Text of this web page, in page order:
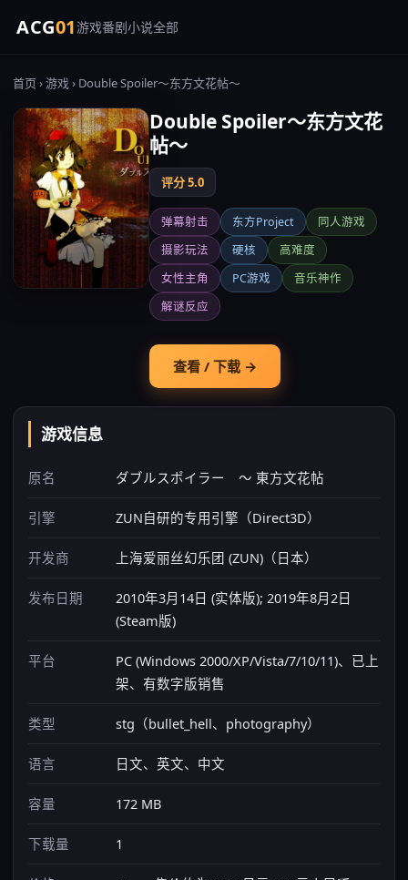
ACG01游戏番剧小说全部
首页 ›游戏› Double Spoiler～东方文花帖～
Double Spoiler～东方文花
帖～
评分 5.0
弹幕射击 东方Project
同人游戏
摄影玩法
硬核
高难度
女性主角
PC游戏
音乐神作
解谜反应
查看 / 下载 →
游戏信息
原名 ダブルスポイラー ～ 東方文花帖
引擎 ZUN自研的专用引擎（Direct3D）
开发商 上海爱丽丝幻乐团 (ZUN)（日本）
发布日期
2010年3月14日 (实体版); 2019年8月2日
(Steam版)
平台
PC (Windows 2000/XP/Vista/7/10/11)、已上
架、有数字版销售
类型 stg（bullet_hell、photography）
语言 日文、英文、中文
容量 172 MB
下载量 1